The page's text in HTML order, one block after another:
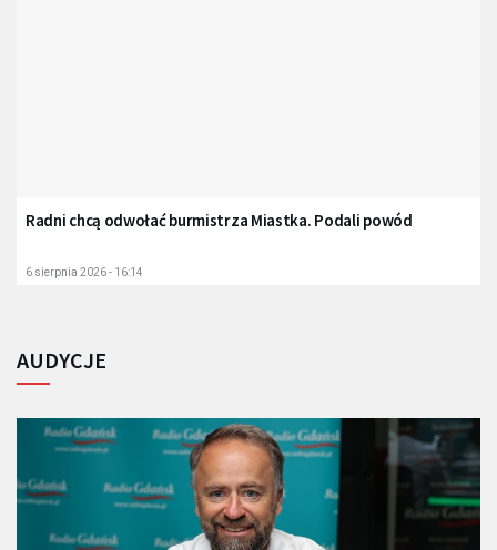
Radni chcą odwołać burmistrza Miastka. Podali powód
6 sierpnia 2026 - 16:14
AUDYCJE